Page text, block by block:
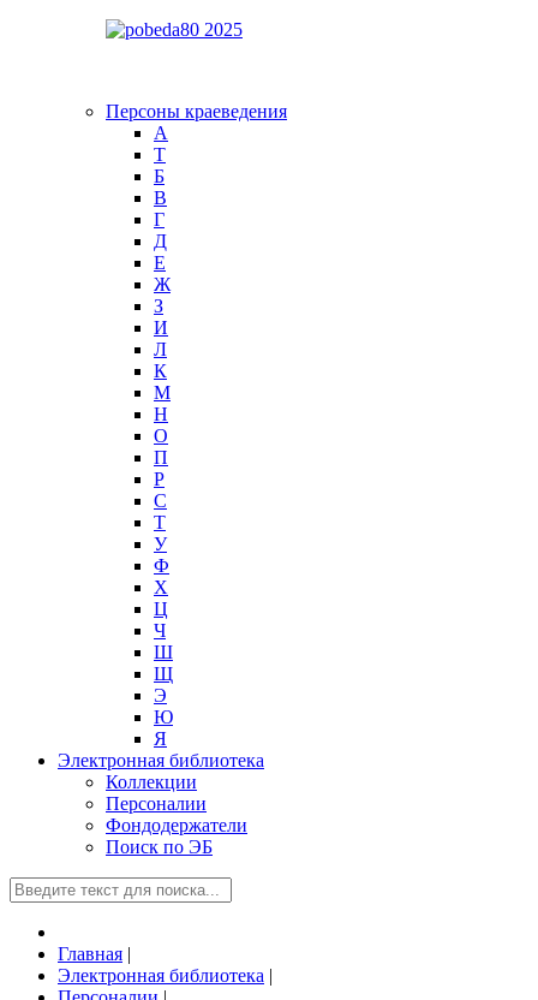
Персоны краеведения
А
T
Б
В
Г
Д
Е
Ж
З
И
Л
К
М
Н
О
П
Р
С
Т
У
Ф
Х
Ц
Ч
Ш
Щ
Э
Ю
Я
Электронная библиотека
Коллекции
Персоналии
Фондодержатели
Поиск по ЭБ
Главная |
Электронная библиотека |